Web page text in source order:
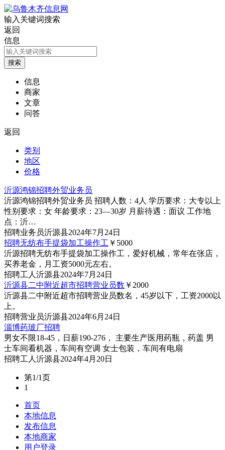
输入关键词搜索
返回
信息
信息
商家
文章
问答
返回
类别
地区
价格
沂源鸿锦招聘外贸业务员
沂源鸿锦招聘外贸业务员 招聘人数：4人 学历要求：大专以上
性别要求：女 年龄要求：23—30岁 月薪待遇：面议 工作地
点：沂…
招聘业务员沂源县2024年7月24日
招聘无纺布手提袋加工操作工 ￥5000
沂源招聘无纺布手提袋加工操作工，爱好机械，常年在张店，
买养老金，月工资5000元左右。
招聘工人 沂源县2024年7月24日
沂源县二中附近超市招聘营业员数 ￥2000
沂源县二中附近超市招聘营业员数名，45岁以下，工资2000以
上。
招聘营业员沂源县2024年6月24日
淄博药玻厂招聘
男女不限18-45，日薪190-276， 主要生产医用药瓶，药盖 男
士车间看机器，车间有空调 女士包装，车间有电扇
招聘工人 沂源县2024年4月20日
第1/1页
1
首页
本地信息
发布信息
本地商家
用户登录